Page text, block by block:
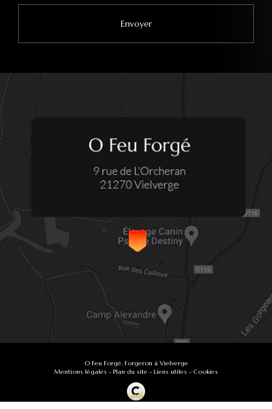
O Feu Forgé, Forgeron à Vielverge
Mentions légales - Plan du site - Liens utiles - Cookies